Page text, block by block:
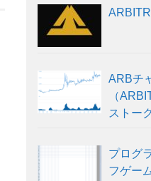
ARBチ
（
ストー
プログ
フゲー